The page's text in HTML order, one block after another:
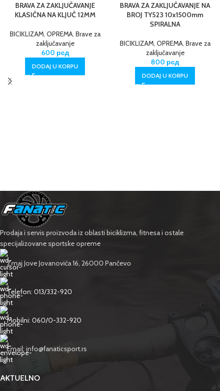
BRAVA ZA ZAKLJUČAVANJE
KLASIČNA NA KLJUČ 12MM
BICIKLIZAM, OPREMA, Brave za
zaključavanje
600 рсд
DODAJ U KORPU
BRAVA ZA ZAKLJUČAVANJE NA
BROJ TY523 10x1500mm
SPIRALNA
BICIKLIZAM, OPREMA, Brave za
zaključavanje
800 рсд
DODAJ U KORPU
Prodaja i servis proizvoda iz oblasti biciklizma, fitnesa i ostale
specijalizovane sportske opreme
Zmaj Jove Jovanovića 16, 26000 Pančevo
Telefon: 013/332-920
Mobilni: 060/0-332-920
Email: info@fanaticsport.rs
AKTUELNO